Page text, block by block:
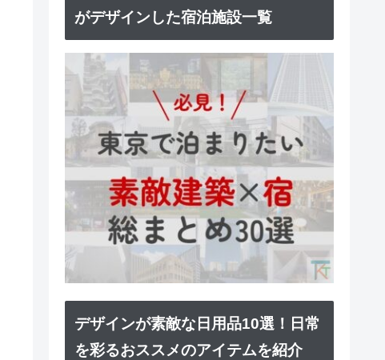
がデザインした宿泊施設一覧
デザインが素敵な日用品10選！日常
を彩るおススメのアイテムを紹介